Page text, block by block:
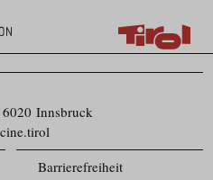
6020 Innsbruck
Barrierefreiheit